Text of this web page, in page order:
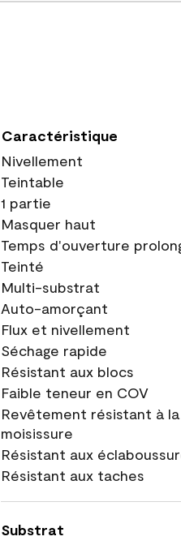
Caractéristique
Nivellement
Teintable
1 partie
Masquer haut
Temps d'ouverture
Teinté
Multi-substrat
Auto-amorçant
Flux et nivellement
Séchage rapide
Résistant aux blocs
Faible teneur en COV
Revêtement résistant à la
moisissure
Résistant aux
Résistant aux taches
Substrat